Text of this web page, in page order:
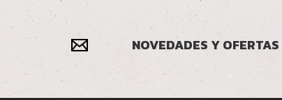
NOVEDADES Y OFERTAS